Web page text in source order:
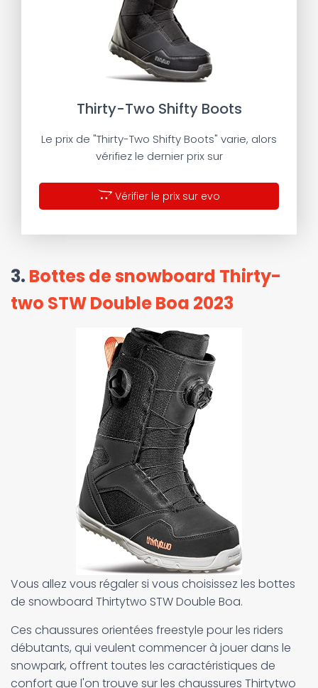
Thirty-Two Shifty Boots
Le prix de "Thirty-Two Shifty Boots" varie, alors
vérifiez le dernier prix sur
Vérifier le prix sur evo
3. Bottes de snowboard Thirty-
two STW Double Boa 2023
Vous allez vous régaler si vous choisissez les bottes
de snowboard Thirtytwo STW Double Boa.
Ces chaussures orientées freestyle pour les riders
débutants, qui veulent commencer à jouer dans le
snowpark, offrent toutes les caractéristiques de
confort que l'on trouve sur les chaussures Thirtytwo